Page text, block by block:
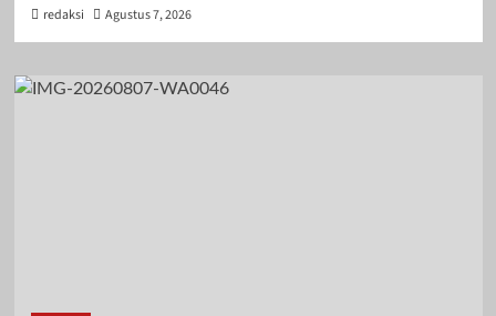
redaksi Agustus 7, 2026